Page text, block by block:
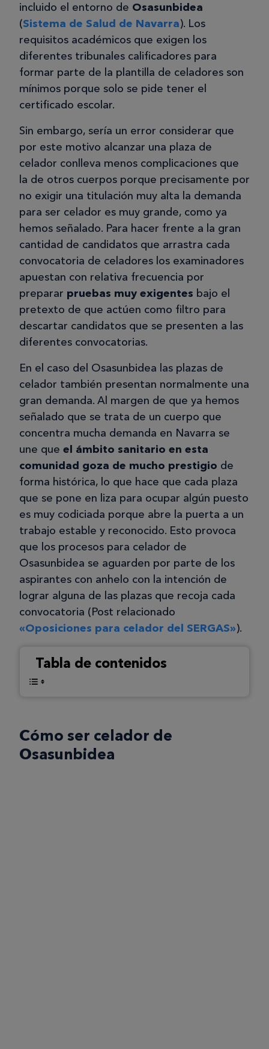
incluido el entorno de Osasunbidea
(Sistema de Salud de Navarra). Los
requisitos académicos que exigen los
diferentes tribunales calificadores para
formar parte de la plantilla de celadores son
mínimos porque solo se pide tener el
certificado escolar.
Sin embargo, sería un error considerar que
por este motivo alcanzar una plaza de
celador conlleva menos complicaciones que
la de otros cuerpos porque precisamente por
no exigir una titulación muy alta la demanda
para ser celador es muy grande, como ya
hemos señalado. Para hacer frente a la gran
cantidad de candidatos que arrastra cada
convocatoria de celadores los examinadores
apuestan con relativa frecuencia por
preparar pruebas muy exigentes bajo el
pretexto de que actúen como filtro para
descartar candidatos que se presenten a las
diferentes convocatorias.
En el caso del Osasunbidea las plazas de
celador también presentan normalmente una
gran demanda. Al margen de que ya hemos
señalado que se trata de un cuerpo que
concentra mucha demanda en Navarra se
une que el ámbito sanitario en esta
comunidad goza de mucho prestigio de
forma histórica, lo que hace que cada plaza
que se pone en liza para ocupar algún puesto
es muy codiciada porque abre la puerta a un
trabajo estable y reconocido. Esto provoca
que los procesos para celador de
Osasunbidea se aguarden por parte de los
aspirantes con anhelo con la intención de
lograr alguna de las plazas que recoja cada
convocatoria (Post relacionado
«Oposiciones para celador del SERGAS»).
Tabla de contenidos
Cómo ser celador de
Osasunbidea